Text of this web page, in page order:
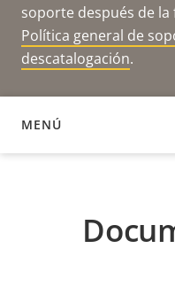
soporte después de
Política general de
descatalogación.
MENÚ
DOCUMENTACIÓN